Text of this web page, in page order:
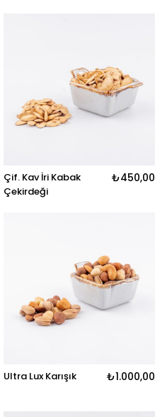
Çif. Kav İri Kabak
Çekirdeği
₺450,00
Ultra Lux Karışık ₺1.000,00